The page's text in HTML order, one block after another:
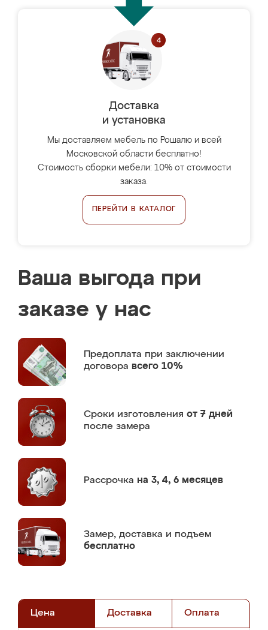
Доставка
и установка
Мы доставляем мебель по Рошалю и всей
Московской области бесплатно!
Стоимость сборки мебели: 10% от стоимости
заказа.
ПЕРЕЙТИ В КАТАЛОГ
Ваша выгода при
заказе у нас
Предоплата при заключении
договора всего 10%
Сроки изготовления от 7 дней
после замера
Рассрочка на 3, 4, 6 месяцев
Замер, доставка и подъем
бесплатно
Цена Доставка Оплата